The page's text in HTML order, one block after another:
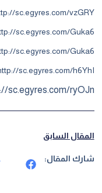
sc.egyres.com/vzGRY
sc.egyres.com/Guka6
sc.egyres.com/Guka6
sc.egyres.com/h6YhI
sc.egyres.com/ryOJn
المقال السابق
شارك المقال: